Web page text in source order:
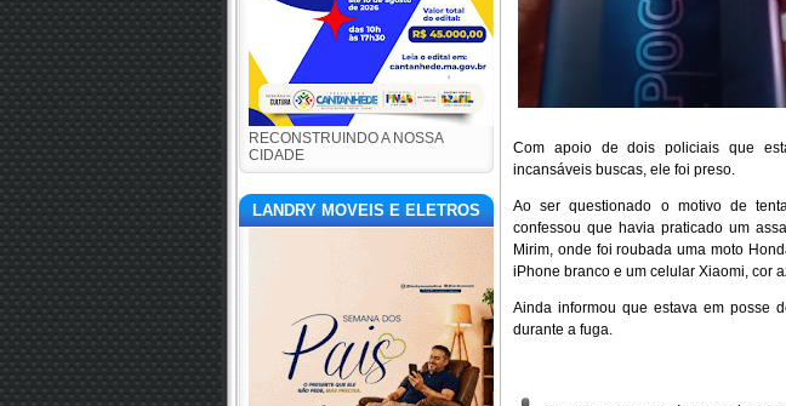
RECONSTRUINDO A NOSSA
CIDADE
LANDRY MOVEIS E ELETROS
Com apoio de dois policiais que
incansáveis buscas, ele foi preso.
Ao ser questionado o motivo de
confessou que havia praticado um
Mirim, onde foi roubada uma moto
iPhone branco e um celular Xiaomi, cor
Ainda informou que estava em posse
durante a fuga.